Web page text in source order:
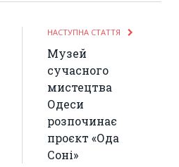
НАСТУПНА СТАТТЯ
Музей
сучасного
мистецтва
Одеси
розпочинає
проєкт «Ода
Соні»